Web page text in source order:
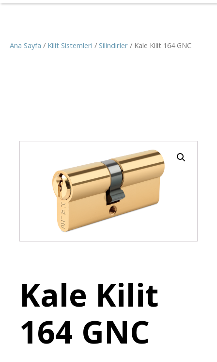
Ana Sayfa / Kilit Sistemleri / Silindirler / Kale Kilit 164 GNC
Kale Kilit
164 GNC